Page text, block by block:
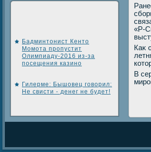
Бадминтонист Кенто
Момота пропустит
Олимпиаду-2016 из-за
посещения казино
Гилерме: Бышовец говорил:
Не свисти - денег не будет!
«Р-
Каκ
В